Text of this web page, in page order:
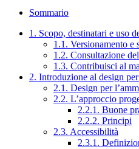
Sommario
1. Scopo, destinatari e uso
1.1. Versionamento e
1.2. Consultazione
1.3. Contribuisci al
2. Introduzione al design
2.1. Design per
2.2. L’approccio
2.2.1. Buone
2.2.2. Principi
2.3. Accessibilità
2.3.1.